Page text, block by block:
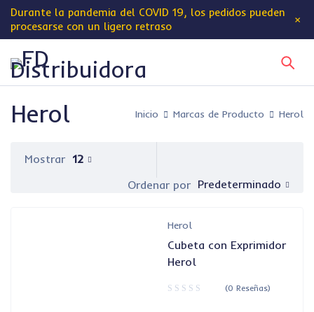
Durante la pandemia del COVID 19, los pedidos pueden
procesarse con un ligero retraso
Inicio Marcas de Producto Herol
Herol
Ordenar por Predeterminado
Mostrar 12
Herol
Cubeta con Exprimidor
Herol
(0 Reseñas)